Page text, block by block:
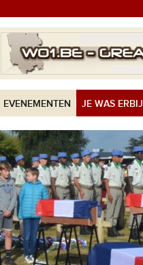
EVENEMENTEN JE WAS ERBIJ